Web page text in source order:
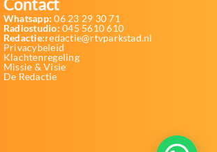
Whatsapp: 06 23 29 30 71
Radiostudio: 045 5610 610
Redactie:redactie@rtvparkstad.nl
Privacybeleid
Klachtenregeling
Missie & Visie
De Redactie